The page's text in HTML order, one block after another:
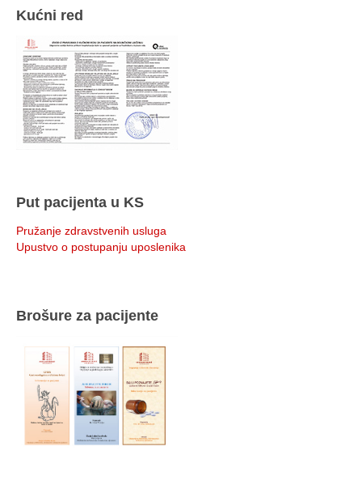
Kućni red
Put pacijenta u KS
Pružanje zdravstvenih usluga
Upustvo o postupanju uposlenika
Brošure za pacijente